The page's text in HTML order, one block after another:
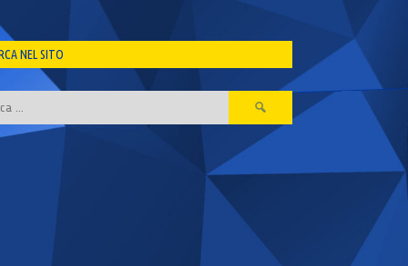
NEL SITO
Ricerca
per: